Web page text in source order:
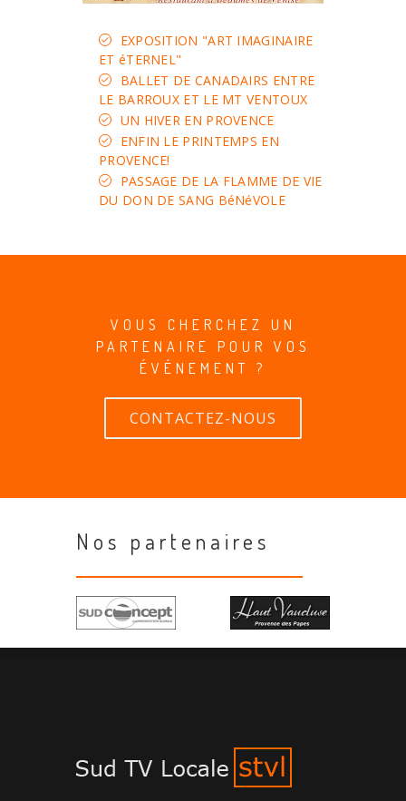
EXPOSITION "ART IMAGINAIRE
ET éTERNEL"
BALLET DE CANADAIRS ENTRE
LE BARROUX ET LE MT VENTOUX
UN HIVER EN PROVENCE
ENFIN LE PRINTEMPS EN
PROVENCE!
PASSAGE DE LA FLAMME DE VIE
DU DON DE SANG BéNéVOLE
VOUS CHERCHEZ UN
PARTENAIRE POUR VOS
ÉVÉNEMENT ?
CONTACTEZ-NOUS
Nos partenaires